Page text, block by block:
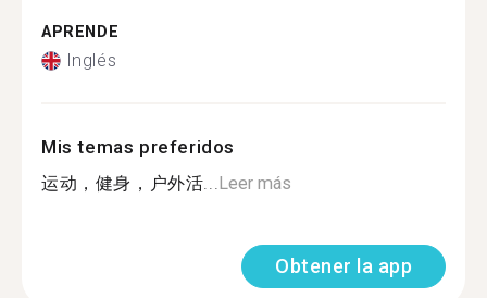
APRENDE
Inglés
Mis temas preferidos
运动，健身，户外活...Leer más
Obtener la app